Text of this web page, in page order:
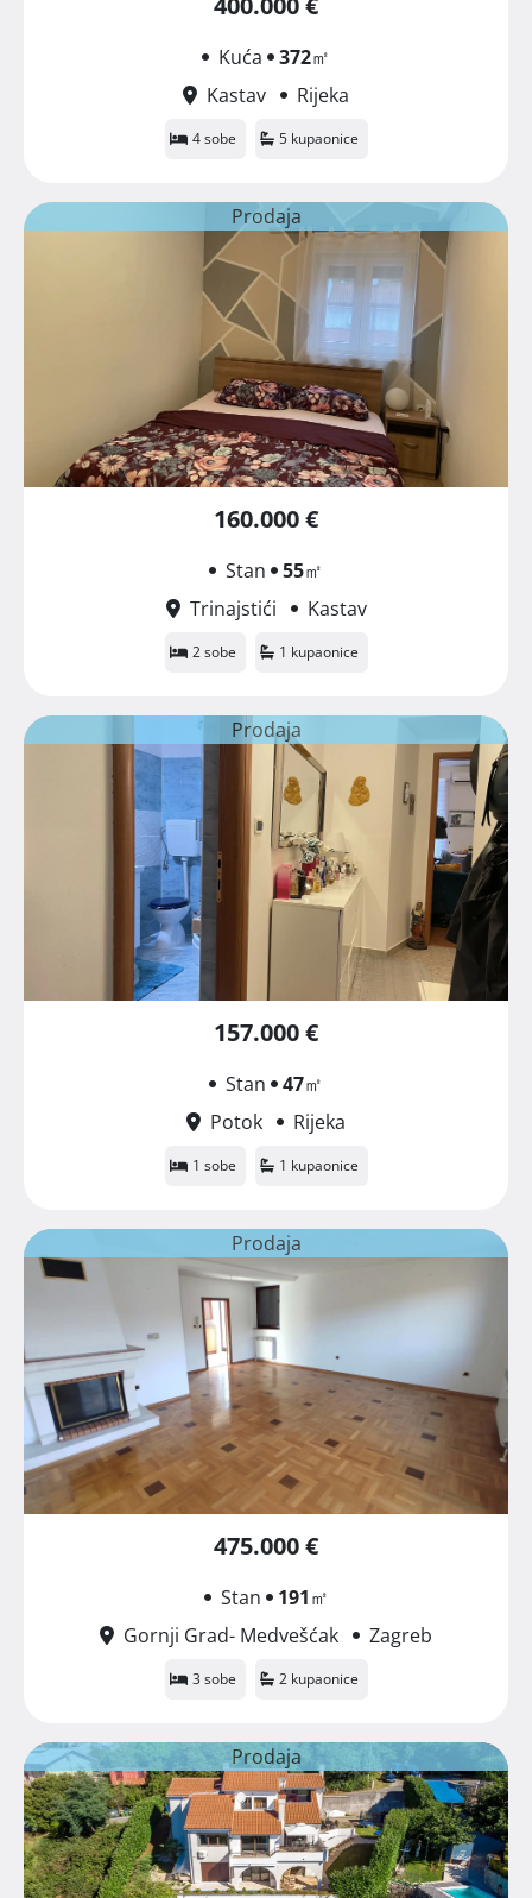
Kuća 372㎡
Kastav
Rijeka
4 sobe 5 kupaonice
Prodaja
160.000 €
Stan 55㎡
Trinajstići
Kastav
2 sobe 1 kupaonice
Prodaja
157.000 €
Stan 47㎡
Potok
Rijeka
1 sobe 1 kupaonice
Prodaja
475.000 €
Stan 191㎡
Gornji Grad- Medvešćak
Zagreb
3 sobe 2 kupaonice
Prodaja